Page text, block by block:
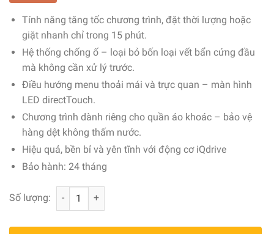
Tính năng tăng tốc chương trình, đặt thời lượng hoặc
giặt nhanh chỉ trong 15 phút.
Hệ thống chống ố – loại bỏ bốn loại vết bẩn cứng đầu
mà không cần xử lý trước.
Điều hướng menu thoải mái và trực quan – màn hình
LED directTouch.
Chương trình dành riêng cho quần áo khoác – bảo vệ
hàng dệt không thấm nước.
Hiệu quả, bền bỉ và yên tĩnh với động cơ iQdrive
Bảo hành: 24 tháng
Số lượng: Máy Giặt Cửa trước Siemens iQ700 WM14VM93 9 kg số